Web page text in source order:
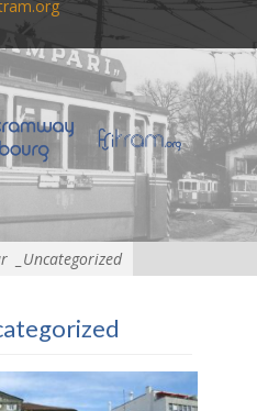
_Uncategorized